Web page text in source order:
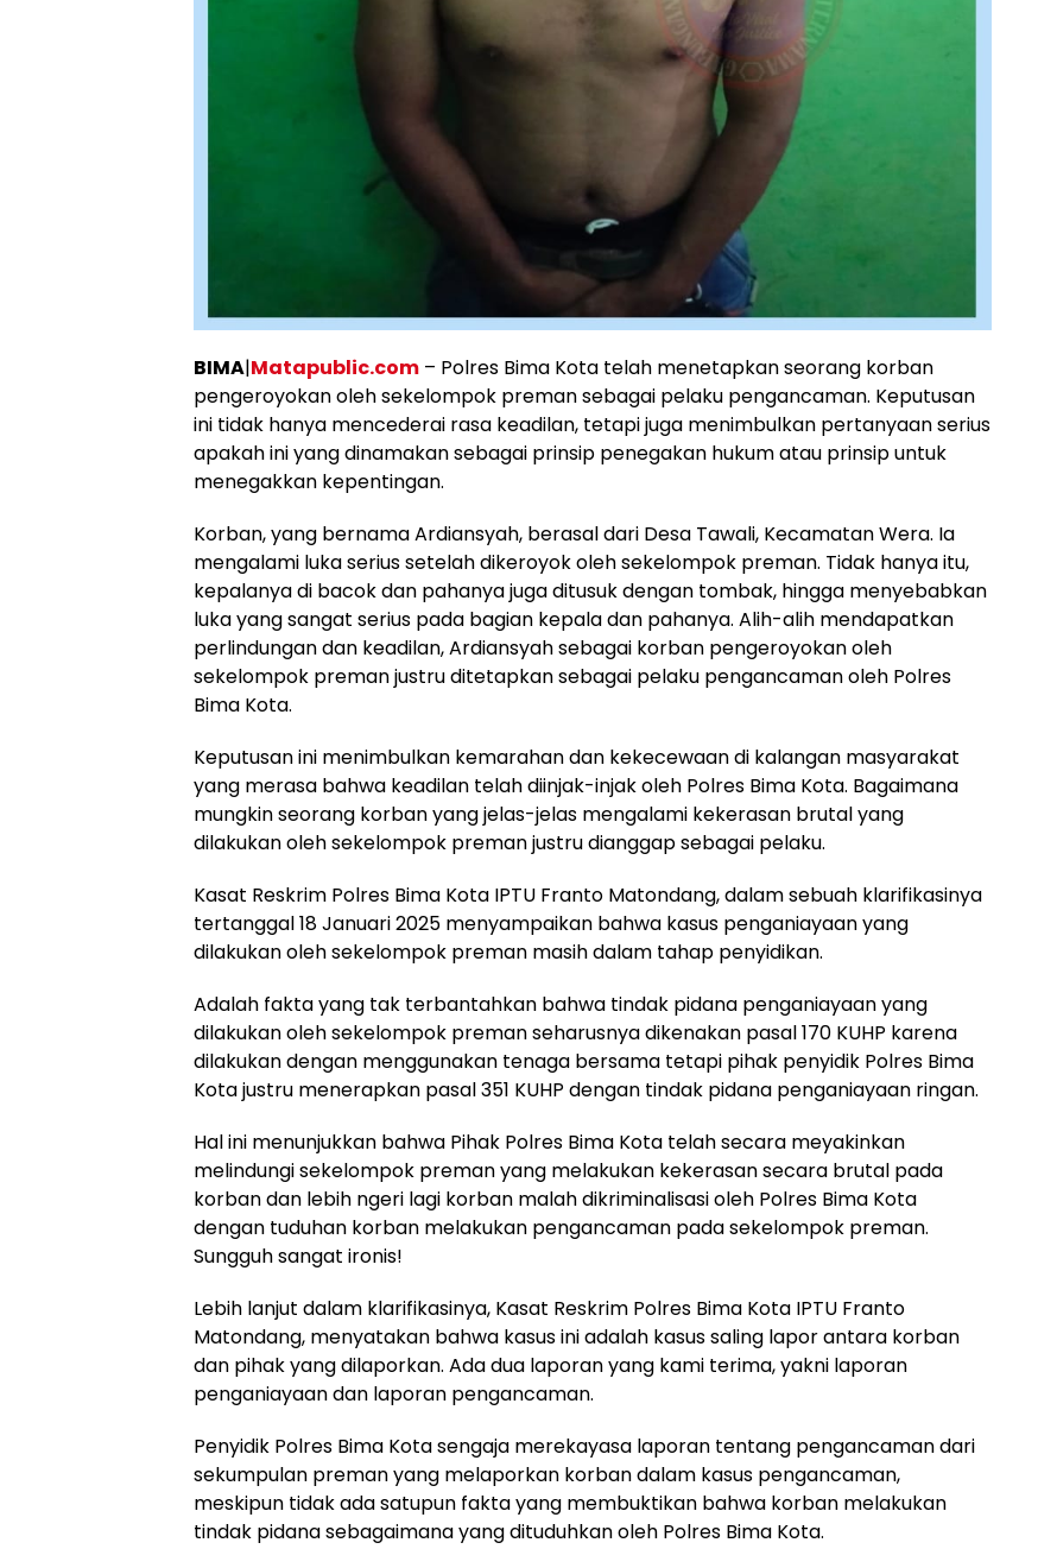
BIMA|Matapublic.com – Polres Bima Kota telah menetapkan seorang korban
pengeroyokan oleh sekelompok preman sebagai pelaku pengancaman. Keputusan
ini tidak hanya mencederai rasa keadilan, tetapi juga menimbulkan pertanyaan serius
apakah ini yang dinamakan sebagai prinsip penegakan hukum atau prinsip untuk
menegakkan kepentingan.
Korban, yang bernama Ardiansyah, berasal dari Desa Tawali, Kecamatan Wera. Ia
mengalami luka serius setelah dikeroyok oleh sekelompok preman. Tidak hanya itu,
kepalanya di bacok dan pahanya juga ditusuk dengan tombak, hingga menyebabkan
luka yang sangat serius pada bagian kepala dan pahanya. Alih-alih mendapatkan
perlindungan dan keadilan, Ardiansyah sebagai korban pengeroyokan oleh
sekelompok preman justru ditetapkan sebagai pelaku pengancaman oleh Polres
Bima Kota.
Keputusan ini menimbulkan kemarahan dan kekecewaan di kalangan masyarakat
yang merasa bahwa keadilan telah diinjak-injak oleh Polres Bima Kota. Bagaimana
mungkin seorang korban yang jelas-jelas mengalami kekerasan brutal yang
dilakukan oleh sekelompok preman justru dianggap sebagai pelaku.
Kasat Reskrim Polres Bima Kota IPTU Franto Matondang, dalam sebuah klarifikasinya
tertanggal 18 Januari 2025 menyampaikan bahwa kasus penganiayaan yang
dilakukan oleh sekelompok preman masih dalam tahap penyidikan.
Adalah fakta yang tak terbantahkan bahwa tindak pidana penganiayaan yang
dilakukan oleh sekelompok preman seharusnya dikenakan pasal 170 KUHP karena
dilakukan dengan menggunakan tenaga bersama tetapi pihak penyidik Polres Bima
Kota justru menerapkan pasal 351 KUHP dengan tindak pidana penganiayaan ringan.
Hal ini menunjukkan bahwa Pihak Polres Bima Kota telah secara meyakinkan
melindungi sekelompok preman yang melakukan kekerasan secara brutal pada
korban dan lebih ngeri lagi korban malah dikriminalisasi oleh Polres Bima Kota
dengan tuduhan korban melakukan pengancaman pada sekelompok preman.
Sungguh sangat ironis!
Lebih lanjut dalam klarifikasinya, Kasat Reskrim Polres Bima Kota IPTU Franto
Matondang, menyatakan bahwa kasus ini adalah kasus saling lapor antara korban
dan pihak yang dilaporkan. Ada dua laporan yang kami terima, yakni laporan
penganiayaan dan laporan pengancaman.
Penyidik Polres Bima Kota sengaja merekayasa laporan tentang pengancaman dari
sekumpulan preman yang melaporkan korban dalam kasus pengancaman,
meskipun tidak ada satupun fakta yang membuktikan bahwa korban melakukan
tindak pidana sebagaimana yang dituduhkan oleh Polres Bima Kota.